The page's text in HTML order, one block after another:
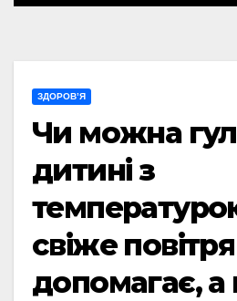
ЗДОРОВ’Я
Чи можна
дитині з
свіже повітря
допомагає, а